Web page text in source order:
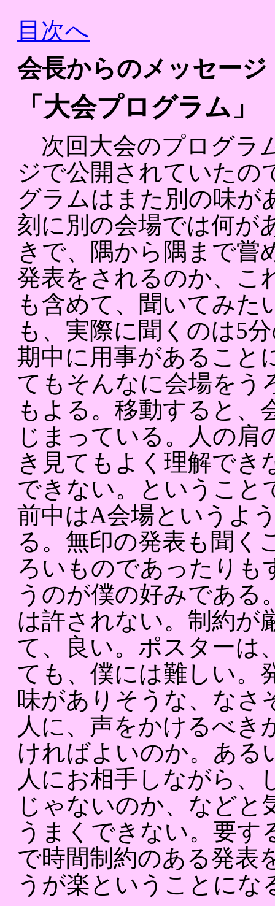
目次へ
会長からのメッセー
「大会プログラム」
次回大会のプログラ
ジで公開されていたの
グラムはまた別の味が
刻に別の会場では何が
きで、隅から隅まで嘗
発表をされるのか、こ
も含めて、聞いてみた
も、実際に聞くのは5
期中に用事があること
てもそんなに会場をう
もよる。移動すると、
じまっている。人の
き見てもよく理解でき
できない。ということ
前中はA会場というよ
る。無印の発表も聞く
ろいものであったりも
うのが僕の好みである
は許されない。制約が
て、良い。ポスターは
ても、僕には難しい。
味がありそうな、なさ
人に、声をかけるべき
ければよいのか。ある
人にお相手しながら、
じゃないのか、など
うまくできない。要す
で時間制約のある発表
うが楽ということにな